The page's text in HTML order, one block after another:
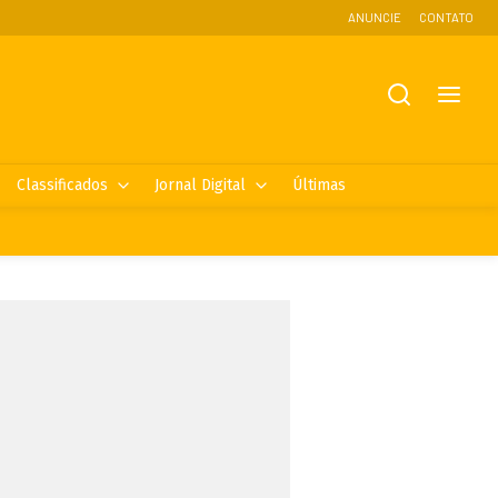
ANUNCIE CONTATO
Classificados Jornal Digital Últimas